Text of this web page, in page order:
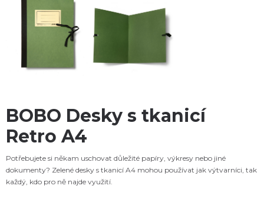
BOBO Desky s tkanicí
Retro A4
Potřebujete si někam uschovat důležité papíry, výkresy nebo jiné
dokumenty? Zelené desky s tkanicí A4 mohou používat jak výtvarníci, tak
každý, kdo pro ně najde využití.